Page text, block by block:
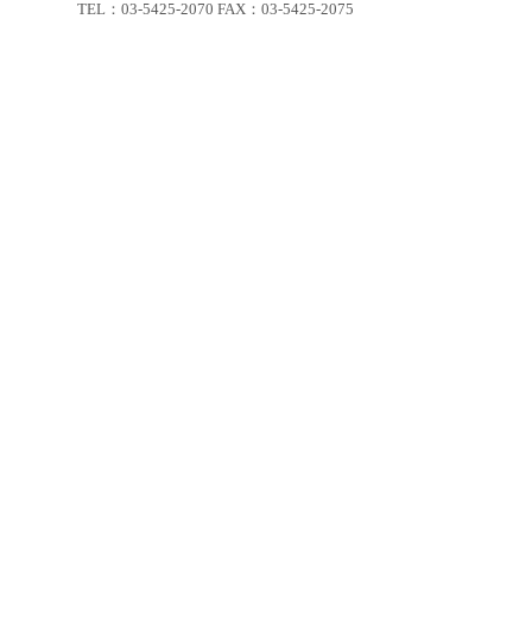
TEL：03-5425-2070 FAX：03-5425-2075